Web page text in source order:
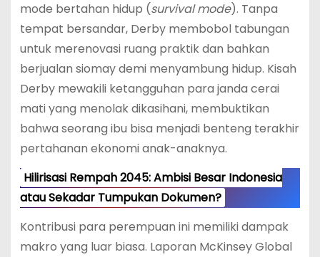
mode bertahan hidup (survival mode). Tanpa
tempat bersandar, Derby membobol tabungan
untuk merenovasi ruang praktik dan bahkan
berjualan siomay demi menyambung hidup. Kisah
Derby mewakili ketangguhan para janda cerai
mati yang menolak dikasihani, membuktikan
bahwa seorang ibu bisa menjadi benteng terakhir
pertahanan ekonomi anak-anaknya.
Hilirisasi Rempah 2045: Ambisi Besar Indonesia
atau Sekadar Tumpukan Dokumen?
Kontribusi para perempuan ini memiliki dampak
makro yang luar biasa. Laporan McKinsey Global